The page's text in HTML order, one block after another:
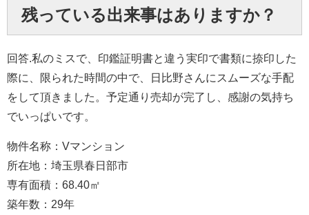
残っている出来事はありますか？
回答.私のミスで、印鑑証明書と違う実印で書類に捺印した
際に、限られた時間の中で、日比野さんにスムーズな手配
をして頂きました。予定通り売却が完了し、感謝の気持ち
でいっぱいです。
物件名称：Vマンション
所在地：埼玉県春日部市
専有面積：68.40㎡
築年数：29年